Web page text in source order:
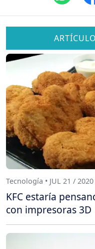
Tecnología • JUL 21 / 2020
KFC estaría
con impresoras 3D